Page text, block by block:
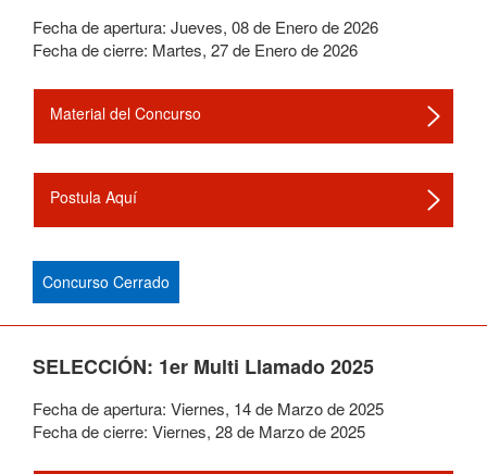
Fecha de apertura: Jueves, 08de Enerode2026
Fecha de cierre: Martes, 27de Enerode2026
Material del Concurso
Postula Aquí
Concurso Cerrado
SELECCIÓN: 1er Multi Llamado 2025
Fecha de apertura: Viernes, 14de Marzode2025
Fecha de cierre: Viernes, 28de Marzode2025